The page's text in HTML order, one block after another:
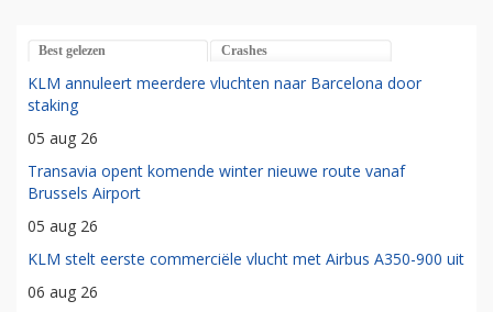
Best gelezen Crashes
KLM annuleert meerdere vluchten naar Barcelona door
staking
05 aug 26
Transavia opent komende winter nieuwe route vanaf
Brussels Airport
05 aug 26
KLM stelt eerste commerciële vlucht met Airbus A350-900 uit
06 aug 26